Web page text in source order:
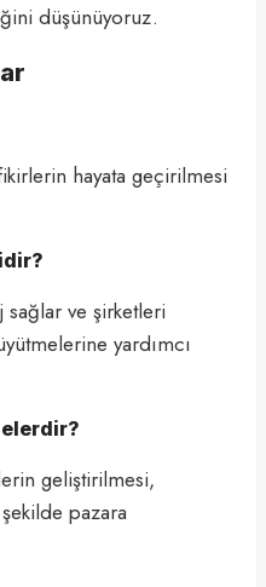
düşünüyoruz.
hayata geçirilmesi
sağlar ve şirketleri
yardımcı
geliştirilmesi,
pazara